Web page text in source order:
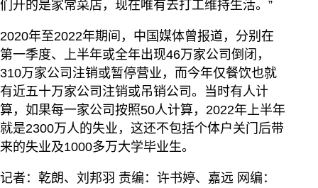
们开的是家常菜店，现在唯有去打工维持生活。”
2020年至2022年期间，中国媒体曾报道，分别在
第一季度、上半年或全年出现46万家公司倒闭，
310万家公司注销或暂停营业，而今年仅餐饮也就
有近五十万家公司注销或吊销公司。当时有人计
算，如果每一家公司按照50人计算，2022年上半年
就是2300万人的失业，这还不包括个体户关门后带
来的失业及1000多万大学毕业生。
记者：乾朗、刘邦羽 责编：许书婷、嘉远 网编：